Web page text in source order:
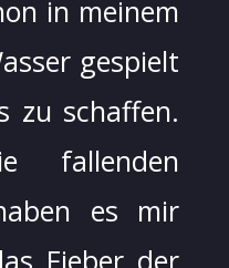
in meinem
gespielt
zu schaffen.
fallenden
es mir
Fieber der